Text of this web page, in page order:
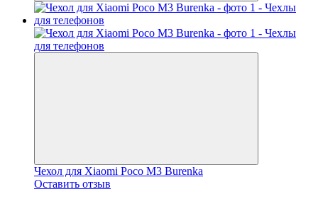
Чехол для Xiaomi Poco M3 Burenka
Оставить отзыв